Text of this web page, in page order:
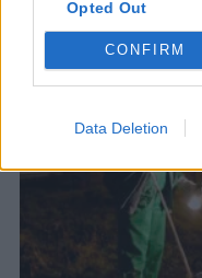
Opted Out
CONFIRM
Data Deletion